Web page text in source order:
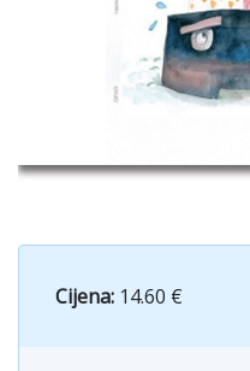
Cijena: 14.60 €